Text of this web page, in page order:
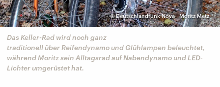
©Deutschlandfunk Nova | Moritz Metz
Das Keller-Rad wird noch ganz
traditionell über Reifendynamo und Glühlampen beleuchtet,
während Moritz sein Alltagsrad auf Nabendynamo und LED-
Lichter umgerüstet hat.